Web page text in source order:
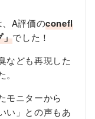
A評価のconefl
」でした！
なども再現した
モニターから
い」との声もあ